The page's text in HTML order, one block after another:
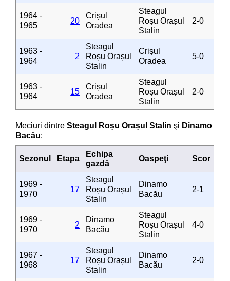
1964 -
1965
20
Crișul
Oradea
Steagul
Roșu Orașul
Stalin
2-0
1963 -
1964
2
Steagul
Roșu Orașul
Stalin
Crișul
Oradea
5-0
1963 -
1964
15
Crișul
Oradea
Steagul
Roșu Orașul
Stalin
2-0
Meciuri dintreSteagul Roșu Orașul Stalin şi Dinamo
Bacău:
Sezonul Etapa
Echipa
gazdă
Oaspeţi Scor
1969 -
1970
17
Steagul
Roșu Orașul
Stalin
Dinamo
Bacău
2-1
1969 -
1970
2
Dinamo
Bacău
Steagul
Roșu Orașul
Stalin
4-0
1967 -
1968
17
Steagul
Roșu Orașul
Stalin
Dinamo
Bacău
2-0